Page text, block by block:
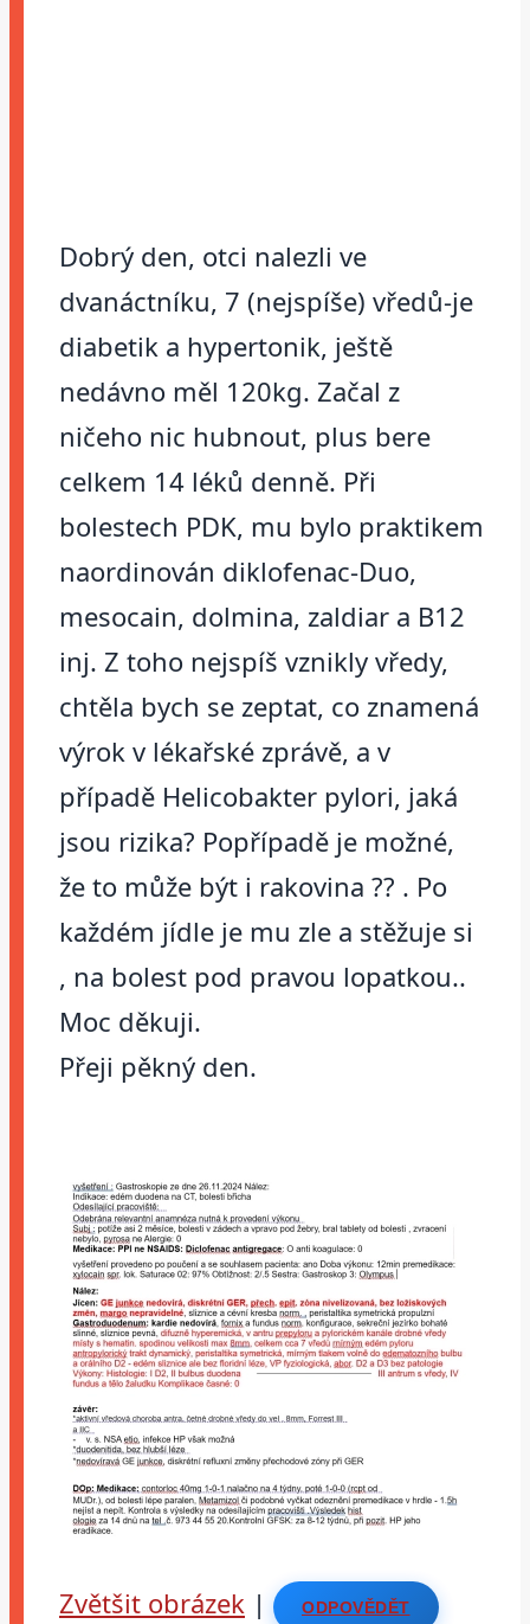
Dobrý den, otci nalezli ve
dvanáctníku, 7 (nejspíše) vředů-je
diabetik a hypertonik, ještě
nedávno měl 120kg. Začal z
ničeho nic hubnout, plus bere
celkem 14 léků denně. Při
bolestech PDK, mu bylo praktikem
naordinován diklofenac-Duo,
mesocain, dolmina, zaldiar a B12
inj. Z toho nejspíš vznikly vředy,
chtěla bych se zeptat, co znamená
výrok v lékařské zprávě, a v
případě Helicobakter pylori, jaká
jsou rizika? Popřípadě je možné,
že to může být i rakovina ?? . Po
každém jídle je mu zle a stěžuje si
, na bolest pod pravou lopatkou..
Moc děkuji.
Přeji pěkný den.
Zvětšit obrázek | ODPOVĚDĚT